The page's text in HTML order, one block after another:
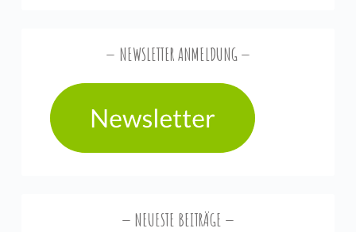
NEWSLETTER ANMELDUNG
NEUESTE BEITRÄGE